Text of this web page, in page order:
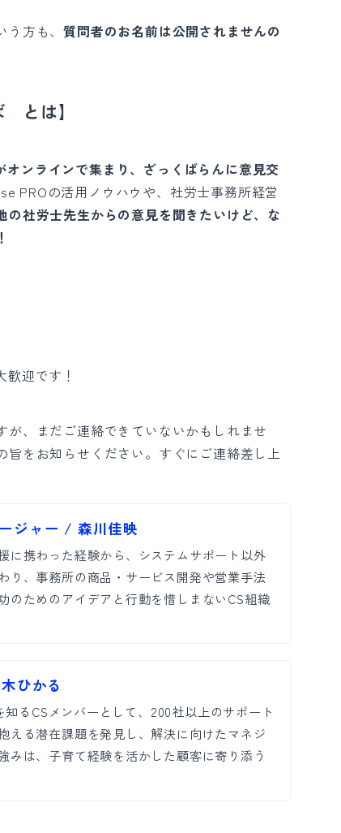
う方も、質問者のお名前は公開されませんの
とは】
ンラインで集まり、ざっくばらんに意見交
PROの活用ノウハウや、社労士事務所経営
の社労士先生からの意見を聞きたいけど、な
迎です！
、まだご連絡できていないかもしれませ
をお知らせください。すぐにご連絡差し上
ジャー / 森川佳映
に携わった経験から、システムサポート以外
り、事務所の商品・サービス開発や営業手法
のためのアイデアと行動を惜しまないCS組織
ひかる
るCSメンバーとして、200社以上のサポート
える潜在課題を発見し、解決に向けたマネジ
みは、子育て経験を活かした顧客に寄り添う